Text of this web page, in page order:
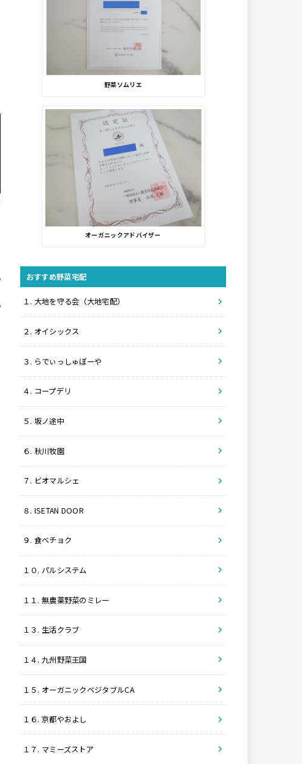
野菜ソムリエ
オーガニックアドバイザー
おすすめ野菜宅配
１. 大地を守る会（大地宅配）
２. オイシックス
３. らでぃっしゅぼーや
４. コープデリ
５. 坂ノ途中
６. 秋川牧園
７. ビオマルシェ
８. ISETAN DOOR
９. 食べチョク
１０. パルシステム
１１. 無農薬野菜のミレー
１３. 生活クラブ
１４. 九州野菜王国
１５. オーガニックベジタブルCA
１６. 京都やおよし
１７. マミーズストア